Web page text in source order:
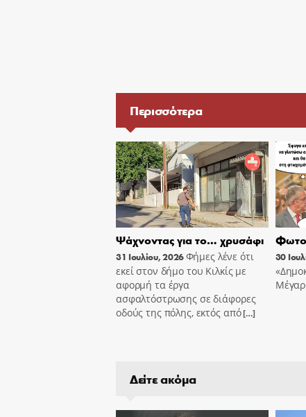
Περισσότερα
Ψάχνοντας για το… χρυσάφι
31 Ιουλίου, 2026Φήμες λένε ότι
εκεί στον δήμο του Κιλκίς με
αφορμή τα έργα
ασφαλτόστρωσης σε διάφορες
οδούς της πόλης, εκτός από[…]
30
Δείτε ακόμα